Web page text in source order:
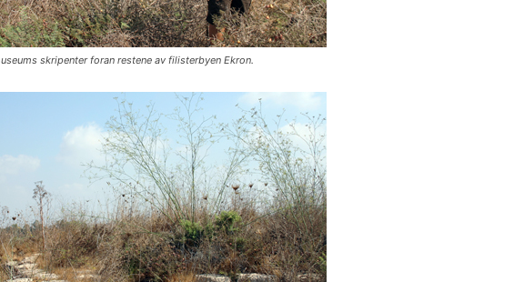
skripenter foran restene av filisterbyen Ekron.